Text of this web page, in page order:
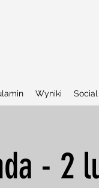
biegowy dla
Wyniki
- 2